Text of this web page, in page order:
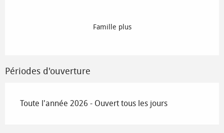
Famille plus
Périodes d'ouverture
Toute l'année 2026 - Ouvert tous les jours